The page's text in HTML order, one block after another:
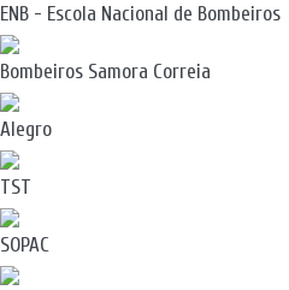
ENB - Escola Nacional de Bombeiros
Bombeiros Samora Correia
Alegro
TST
SOPAC